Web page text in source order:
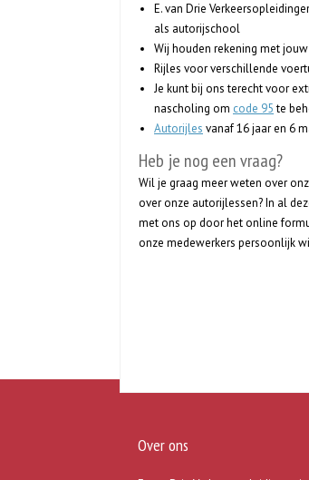
E. van Drie
als autorijschool
Wij houden rekening met
Rijles voor verschillende
Je kunt bij ons terecht voor
nascholing om code 95te
Autorijles vanaf 16 jaar en 6
Heb je nog een vraag?
Wil je graag meer weten over
over onze autorijlessen? In al
met ons op door het online
onze medewerkers persoonlijk
Over ons